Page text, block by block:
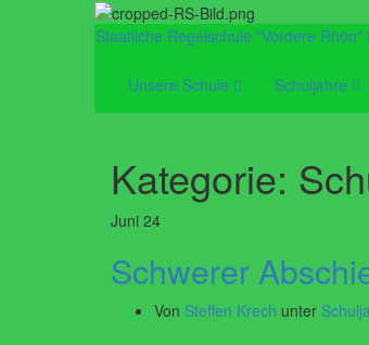
Staatliche Regelschule "Vordere Rhön"
Unsere Schule Schuljahre
Kategorie:
Juni 24
Schwerer
Von Steffen Krech unter